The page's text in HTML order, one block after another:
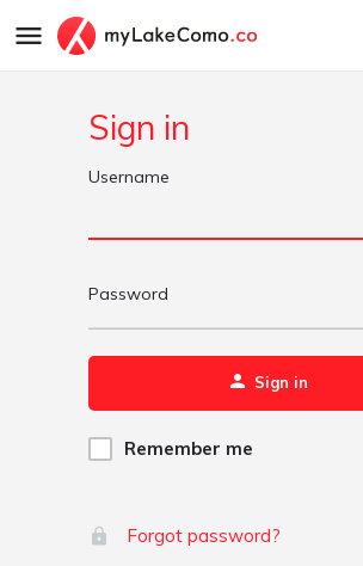
Sign in
Username
Password
Sign in
Remember me
Forgot password?